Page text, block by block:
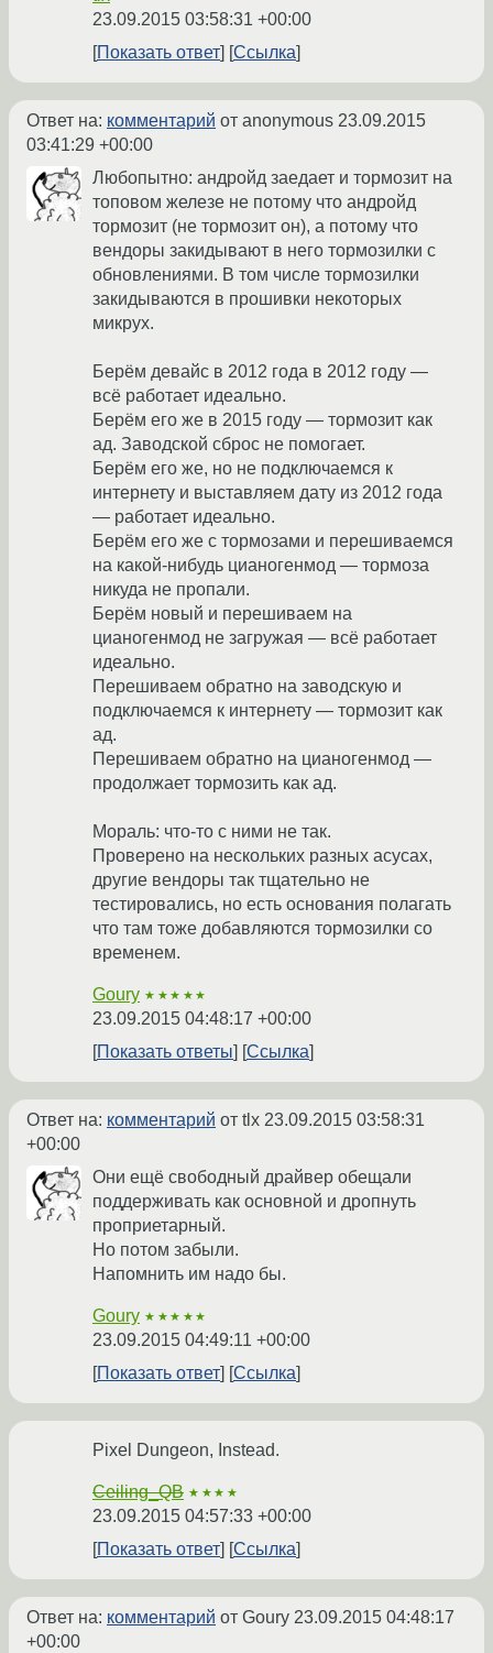
23.09.2015 03:58:31 +00:00
Показать ответ
Ссылка
Ответ на: комментарий от anonymous 23.09.2015
03:41:29 +00:00
Любопытно: андройд заедает и тормозит на
топовом железе не потому что андройд
тормозит (не тормозит он), а потому что
вендоры закидывают в него тормозилки с
обновлениями. В том числе тормозилки
закидываются в прошивки некоторых
микрух.
Берём девайс в 2012 года в 2012 году —
всё работает идеально.
Берём его же в 2015 году — тормозит как
ад. Заводской сброс не помогает.
Берём его же, но не подключаемся к
интернету и выставляем дату из 2012 года
— работает идеально.
Берём его же с тормозами и перешиваемся
на какой-нибудь цианогенмод — тормоза
никуда не пропали.
Берём новый и перешиваем на
цианогенмод не загружая — всё работает
идеально.
Перешиваем обратно на заводскую и
подключаемся к интернету — тормозит как
ад.
Перешиваем обратно на цианогенмод —
продолжает тормозить как ад.
Мораль: что-то с ними не так.
Проверено на нескольких разных асусах,
другие вендоры так тщательно не
тестировались, но есть основания полагать
что там тоже добавляются тормозилки со
временем.
Goury ★★★★★
23.09.2015 04:48:17 +00:00
Показать ответы
Ссылка
Ответ на: комментарий от tlx 23.09.2015 03:58:31
+00:00
Они ещё свободный драйвер обещали
поддерживать как основной и дропнуть
проприетарный.
Но потом забыли.
Напомнить им надо бы.
Goury ★★★★★
23.09.2015 04:49:11 +00:00
Показать ответ
Ссылка
Pixel Dungeon, Instead.
Ceiling_QB ★★★★
23.09.2015 04:57:33 +00:00
Показать ответ
Ссылка
Ответ на: комментарий от Goury 23.09.2015 04:48:17
+00:00